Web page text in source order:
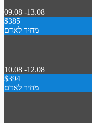
09.08 -13.08
$385
מחיר לאדם
10.08 -12.08
$394
מחיר לאדם